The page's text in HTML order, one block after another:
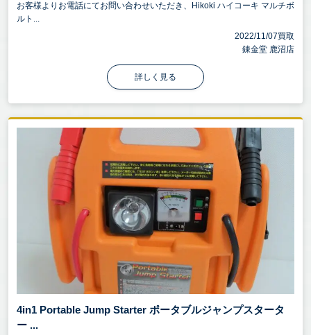
お客様よりお電話にてお問い合わせいただき、Hikoki ハイコーキ マルチボ
ルト...
2022/11/07買取
錬金堂 鹿沼店
詳しく見る
4in1 Portable Jump Starter ポータブルジャンプスタータ
ー ...